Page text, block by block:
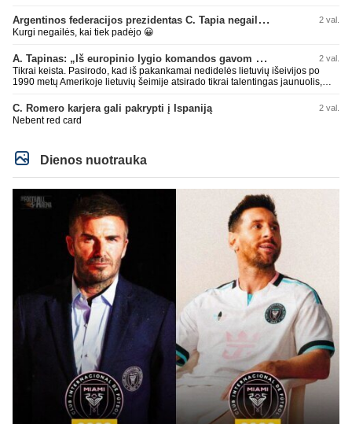
Argentinos federacijos prezidentas C. Tapia negailėjo pagyrų G. Infantino 2 val.
Kurgi negailės, kai tiek padėjo 😀
A. Tapinas: „Iš europinio lygio komandos gavom gerų pamokų“ 2 val.
Tikrai keista. Pasirodo, kad iš pakankamai nedidelės lietuvių išeivijos po
1990 metų Amerikoje lietuvių šeimije atsirado tikrai talentingas jaunuolis,
fiziškai, kurio nepastumsi kaip Golubicko, t. y. gerai išsilaikantis ant kojų
kovoje, dar ir antrame aukšte neblogai atrodantis, greitai priimantis
dažniausiai teisingus sprendimus, ir dar turintis neblogą greitį. O Lietuvoje
C. Romero karjera gali pakrypti į Ispaniją 2 val.
Nebent red card
Dienos nuotrauka